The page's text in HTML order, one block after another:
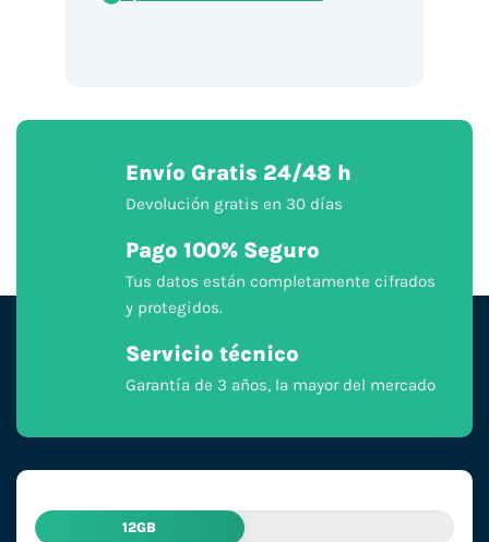
Envío Gratis 24/48 h
Devolución gratis en 30 días
Pago 100% Seguro
Tus datos están completamente cifrados
y protegidos.
Servicio técnico
Garantía de 3 años, la mayor del mercado
12GB